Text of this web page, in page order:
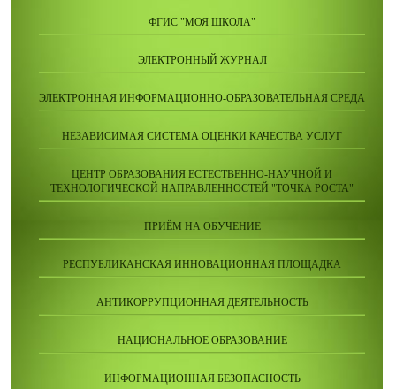
ФГИС "МОЯ ШКОЛА"
ЭЛЕКТРОННЫЙ ЖУРНАЛ
ЭЛЕКТРОННАЯ ИНФОРМАЦИОННО-ОБРАЗОВАТЕЛЬНАЯ СРЕДА
НЕЗАВИСИМАЯ СИСТЕМА ОЦЕНКИ КАЧЕСТВА УСЛУГ
ЦЕНТР ОБРАЗОВАНИЯ ЕСТЕСТВЕННО-НАУЧНОЙ И
ТЕХНОЛОГИЧЕСКОЙ НАПРАВЛЕННОСТЕЙ "ТОЧКА РОСТА"
ПРИЁМ НА ОБУЧЕНИЕ
РЕСПУБЛИКАНСКАЯ ИННОВАЦИОННАЯ ПЛОЩАДКА
АНТИКОРРУПЦИОННАЯ ДЕЯТЕЛЬНОСТЬ
НАЦИОНАЛЬНОЕ ОБРАЗОВАНИЕ
ИНФОРМАЦИОННАЯ БЕЗОПАСНОСТЬ